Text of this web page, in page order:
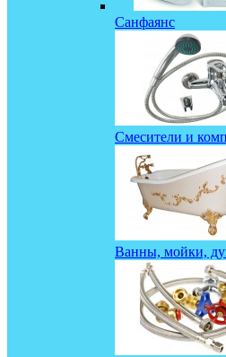
Санфаянс
Смесители и
Ванны, мойки,